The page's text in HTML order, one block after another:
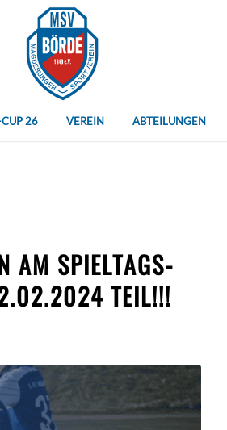
26 VEREIN ABTEILUNGEN
AM SPIELTAGS-
TEIL!!!